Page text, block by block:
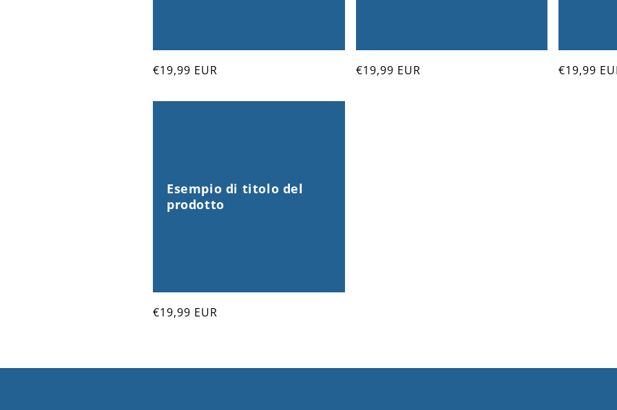
Prezzo
listino
€19,99 EUR
Prezzo
€19,99 EUR
Prezzo
€19,99
Esempio di titolo del
prodotto
Prezzo
€19,99 EUR